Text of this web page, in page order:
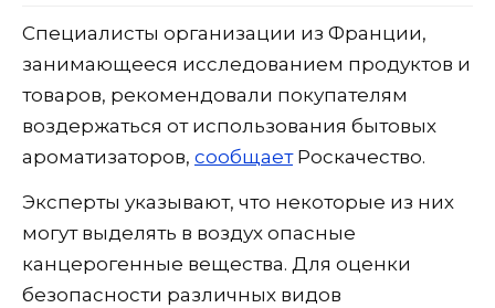
Специалисты организации из Франции,
занимающееся исследованием продуктов и
товаров, рекомендовали покупателям
воздержаться от использования бытовых
ароматизаторов, сообщаетРоскачество.
Эксперты указывают, что некоторые из них
могут выделять в воздух опасные
канцерогенные вещества. Для оценки
безопасности различных видов